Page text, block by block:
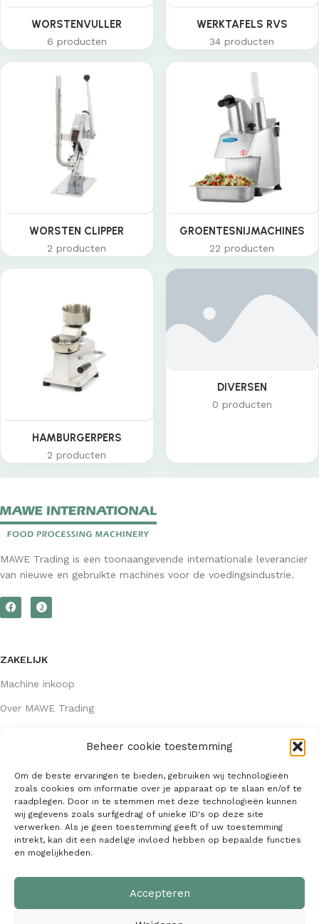
Beheer cookie toestemming
Om de beste ervaringen te bieden, gebruiken wij technologieën
zoals cookies om informatie over je apparaat op te slaan en/of te
raadplegen. Door in te stemmen met deze technologieën kunnen
wij gegevens zoals surfgedrag of unieke ID's op deze site
verwerken. Als je geen toestemming geeft of uw toestemming
intrekt, kan dit een nadelige invloed hebben op bepaalde functies
en mogelijkheden.
Accepteren
WORSTENVULLER
6 producten
WERKTAFELS RVS
34 producten
WORSTEN CLIPPER
2 producten
GROENTESNIJMACHINES
22 producten
HAMBURGERPERS
2 producten
DIVERSEN
0 producten
MAWE Trading is een toonaangevende internationale leverancier
van nieuwe en gebruikte machines voor de voedingsindustrie.
ZAKELIJK
Machine inkoop
Over MAWE Trading
Algemene voorwaarden
KVK: 64407667
info@mawetrading.nl
+31 6 53 270 335
| Webdesign: